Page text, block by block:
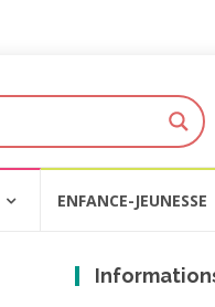
ENFANCE-JEUNESSE